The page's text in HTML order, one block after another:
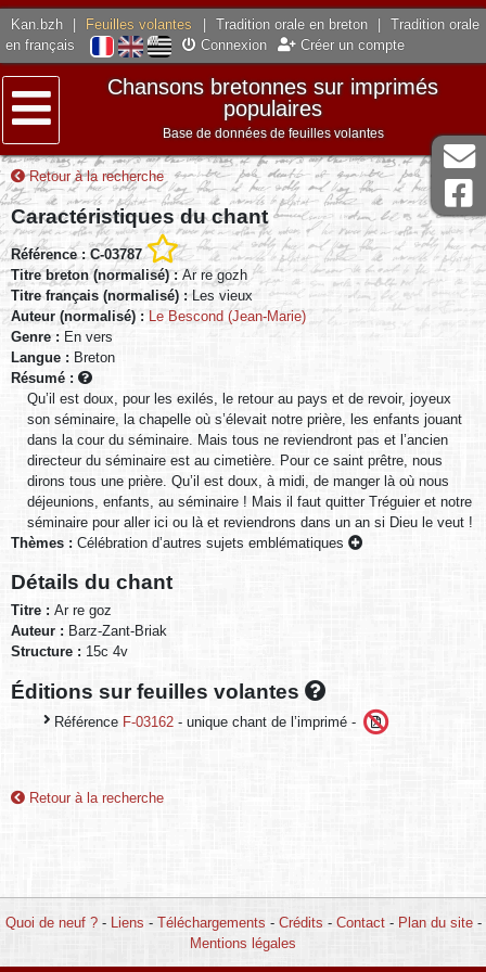
Kan.bzh Feuilles volantes Tradition orale en breton
Tradition orale
en français
Connexion Créer un compte
Menu
Chansons bretonnes sur imprimés
populaires
Base de données de feuilles volantes
Retour à la recherche
Caractéristiques du chant
Référence : C-03787
Titre breton (normalisé) :Ar re gozh
Titre français (normalisé) :Les vieux
Auteur (normalisé) : Le Bescond (Jean-Marie)
Genre : En vers
Langue : Breton
Résumé :
Qu’il est doux, pour les exilés, le retour au pays et de revoir, joyeux
son séminaire, la chapelle où s’élevait notre prière, les enfants jouant
dans la cour du séminaire. Mais tous ne reviendront pas et l’ancien
directeur du séminaire est au cimetière. Pour ce saint prêtre, nous
dirons tous une prière. Qu’il est doux, à midi, de manger là où nous
déjeunions, enfants, au séminaire ! Mais il faut quitter Tréguier et notre
séminaire pour aller ici ou là et reviendrons dans un an si Dieu le veut !
Thèmes : Célébration d’autres sujets emblématiques
Détails du chant
Titre : Ar re goz
Auteur : Barz-Zant-Briak
Structure : 15c 4v
Éditions sur feuilles volantes
Référence F-03162 - unique chant de l’imprimé -
Retour à la recherche
Quoi de neuf ?- Liens - Téléchargements - Crédits - Contact- Plan du site-
Mentions légales